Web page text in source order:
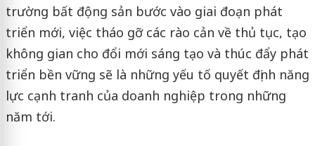
trường bất động sản bước vào giai đoạn phát
triển mới, việc tháo gỡ các rào cản về thủ tục, tạo
không gian cho đổi mới sáng tạo và thúc đẩy phát
triển bền vững sẽ là những yếu tố quyết định năng
lực cạnh tranh của doanh nghiệp trong những
năm tới.